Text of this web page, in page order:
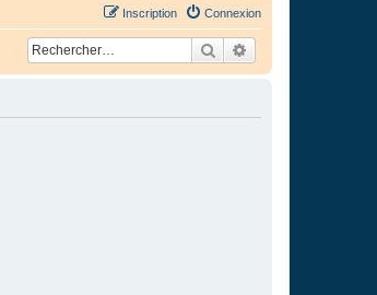
Connexion
Inscription
Rechercher